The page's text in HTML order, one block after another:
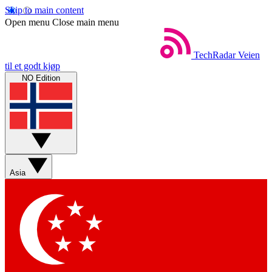
Skip to main content
Open menu Close main menu
TechRadar Veien
til et godt kjøp
NO Edition
Asia